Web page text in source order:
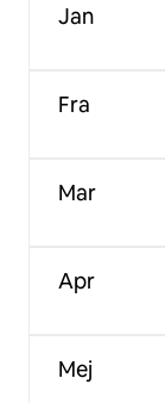
Jan
Fra
Mar
Apr
Mej